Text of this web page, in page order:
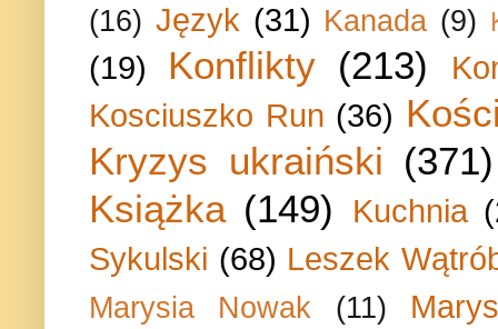
(16) Język (31) Kanada (9)
(19) Konflikty (213)
Kosciuszko Run (36)
Kryzys ukraiński (371)
Książka (149) Kuchnia
Sykulski (68) Leszek
Marysia Nowak (11)